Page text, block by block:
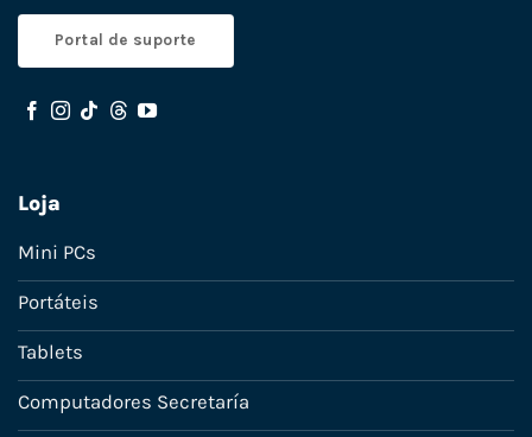
Portal de suporte
Loja
Mini PCs
Portáteis
Tablets
Computadores Secretaría